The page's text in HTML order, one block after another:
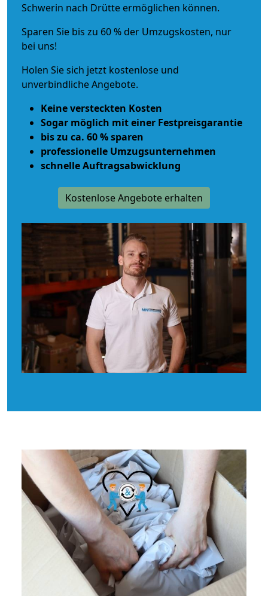
Schwerin nach Drütte ermöglichen können.
Sparen Sie bis zu 60 % der Umzugskosten, nur
bei uns!
Holen Sie sich jetzt kostenlose und
unverbindliche Angebote.
Keine versteckten Kosten
Sogar möglich mit einer Festpreisgarantie
bis zu ca. 60 % sparen
professionelle Umzugsunternehmen
schnelle Auftragsabwicklung
Kostenlose Angebote erhalten